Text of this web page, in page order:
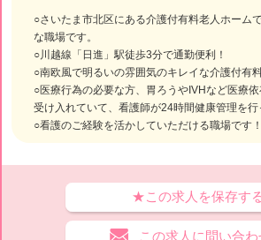
○さいたま市北区にある介護付有料老人ホーム
な職場です。
○川越線「日進」駅徒歩3分で通勤便利！
○南欧風で明るいの雰囲気のキレイな介護付有
○医療行為の必要な方、胃ろうやIVHなど医療
受け入れていて、看護師が24時間健康管理を行
○看護のご経験を活かしていただける職場です！
★この求人を保存す
この求人に問い合わ